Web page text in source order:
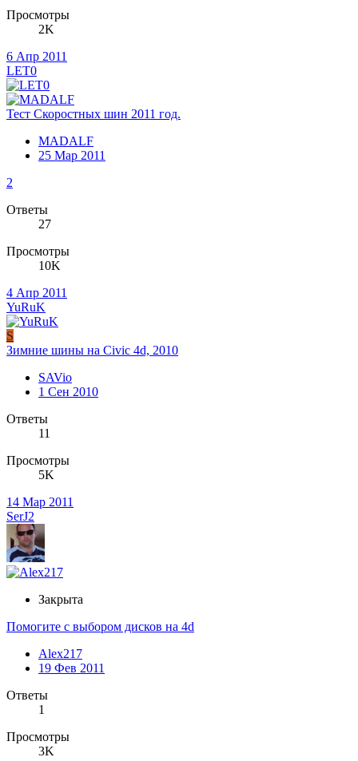
Просмотры
2K
6 Апр 2011
LET0
Тест Скоростных шин 2011 год.
MADALF
25 Мар 2011
2
Ответы
27
Просмотры
10K
4 Апр 2011
YuRuK
S
Зимние шины на Civic 4d, 2010
SAVio
1 Сен 2010
Ответы
11
Просмотры
5K
14 Мар 2011
SerJ2
Закрыта
Помогите с выбором дисков на 4d
Alex217
19 Фев 2011
Ответы
1
Просмотры
3K